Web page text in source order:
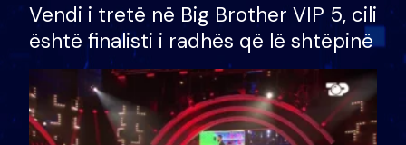
Vendi i tretë në Big Brother VIP 5, cili
është finalisti i radhës që lë shtëpinë